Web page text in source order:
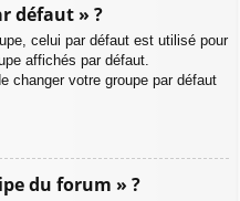
défaut » ?
celui par défaut est utilisé pour
affichés par défaut.
changer votre groupe par défaut
du forum » ?